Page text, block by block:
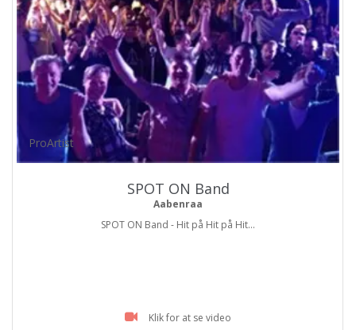
ProArtist
SPOT ON Band
Aabenraa
SPOT ON Band - Hit på Hit på Hit...
Klik for at se video